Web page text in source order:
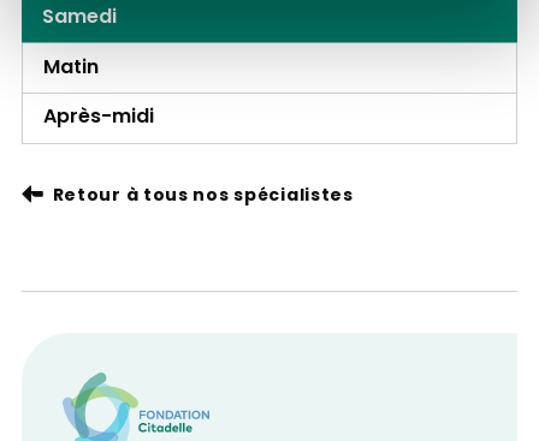
Samedi
Matin
Après-midi
Retour à tous nos spécialistes